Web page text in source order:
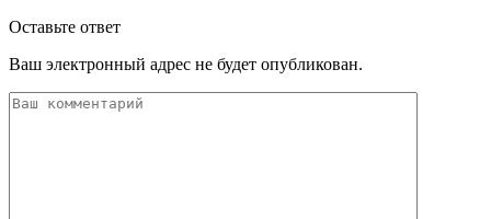
Оставьте ответ
Ваш электронный адрес не будет опубликован.